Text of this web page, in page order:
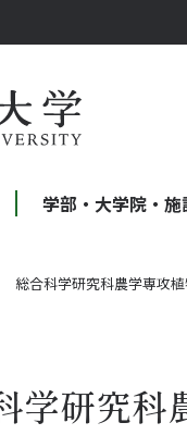
学部・大学院・施
総合科学研究科農学専攻
学研究科